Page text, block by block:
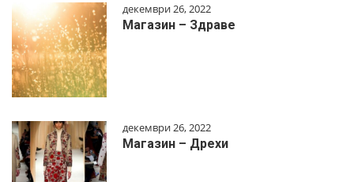
декември 26, 2022
Магазин – Здраве
декември 26, 2022
Магазин – Дрехи